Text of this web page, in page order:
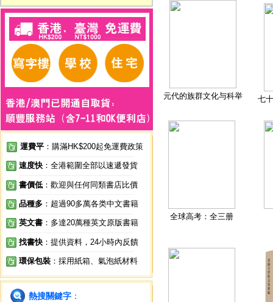
運費平 ：購滿HK$200起免運費政策
速度快 ：全港範圍全部以速遞發貨
書價低 ：歡迎與任何同類書店比價
品種多 ：超過90多萬各类中文書籍
英文書 ：多達20萬種英文原版書籍
找書快 ：提供資料，24小時內反饋
環保包裝 ：採用紙箱、氣泡紙材料
熱搜關鍵字 ：
元代的族群文化与科举 七
全球高考：全三册